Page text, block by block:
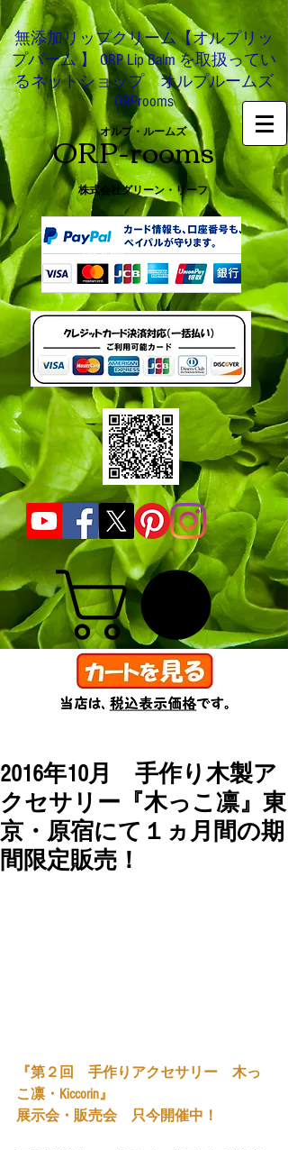
無添加リップクリーム【オルプリッ
プバーム 】 ORP Lip Balm を取扱ってい
るネットショップ オルプルームズ
ORProoms
ORP-rooms
オルプ・ルームズ
株式会社グリーン・リーフ
0466-54-8612
2016年10月 手作り木製ア
クセサリー『木っこ凛』東
京・原宿にて１ヵ月間の期
間限定販売！
『第２回　手作りアクセサリー　木っ
こ凛・Kiccorin』
展示会・販売会　只今開催中！